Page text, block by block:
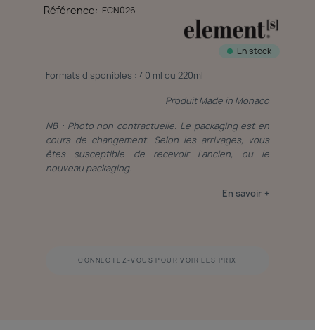
Référence: ECN026
En stock
Formats disponibles : 40 ml ou 220ml
Produit Made in Monaco
NB : Photo non contractuelle. Le packaging est en
cours de changement. Selon les arrivages, vous
êtes susceptible de recevoir l'ancien, ou le
nouveau packaging.
En savoir +
CONNECTEZ-VOUS POUR VOIR LES PRIX